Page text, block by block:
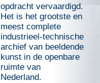
opdracht vervaardigd.
Het is het grootste en
meest complete
industrieel-technische
archief van beeldende
kunst in de openbare
ruimte van
Nederland.